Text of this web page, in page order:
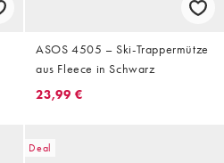
ASOS 4505 – Ski-Trappermütze
aus Fleece in Schwarz
23,99 €
Deal